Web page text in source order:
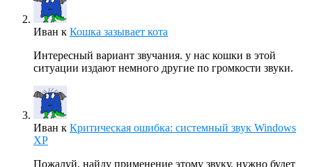
Иван к Кошка зазывает кота
Интересный вариант звучания. у нас кошки в этой
ситуации издают немного другие по громкости звуки.
Иван к Критическая ошибка: системный звук Windows
XP
Пожалуй, найду применение этому звуку, нужно будет